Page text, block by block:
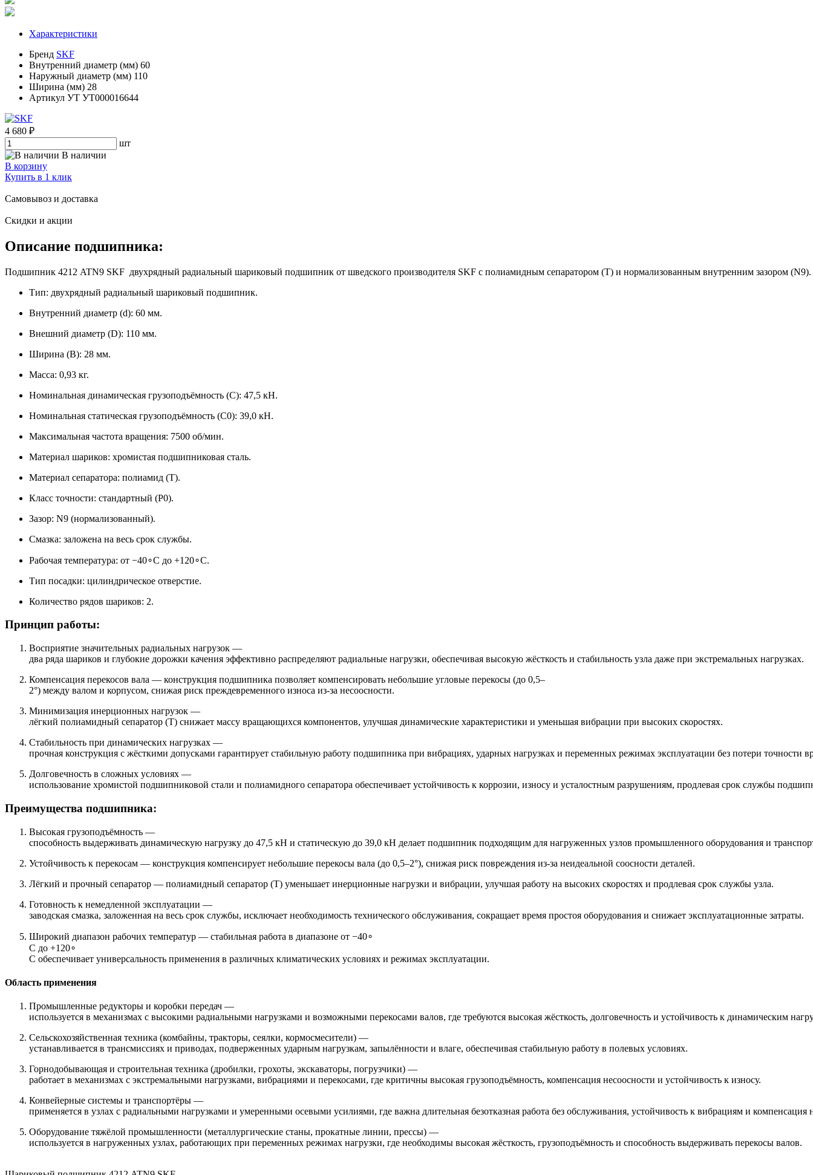
Характеристики
Бренд SKF
Внутренний диаметр (мм) 60
Наружный диаметр (мм) 110
Ширина (мм) 28
Артикул УТ УТ000016644
4 680 ₽
шт
В наличии
В корзину
Купить в 1 клик
Самовывоз и доставка
Скидки и акции
Описание подшипника:
Подшипник 4212 ATN9 SKF двухрядный радиальный шариковый подшипник от шведского производителя SKF с полиамидным сепаратором (T) и нормализованным внутренним зазором (N9).
Тип: двухрядный радиальный шариковый подшипник.
Внутренний диаметр (d): 60 мм.
Внешний диаметр (D): 110 мм.
Ширина (B): 28 мм.
Масса: 0,93 кг.
Номинальная динамическая грузоподъёмность (C): 47,5 кН.
Номинальная статическая грузоподъёмность (C0​): 39,0 кН.
Максимальная частота вращения: 7500 об/мин.
Материал шариков: хромистая подшипниковая сталь.
Материал сепаратора: полиамид (T).
Класс точности: стандартный (P0).
Зазор: N9 (нормализованный).
Смазка: заложена на весь срок службы.
Рабочая температура: от −40∘C до +120∘C.
Тип посадки: цилиндрическое отверстие.
Количество рядов шариков: 2.
Принцип работы:
Восприятие значительных радиальных нагрузок —
два ряда шариков и глубокие дорожки качения эффективно распределяют радиальные нагрузки, обеспечивая высокую жёсткость и стабильность узла даже при экстремальных нагрузках.
Компенсация перекосов вала — конструкция подшипника позволяет компенсировать небольшие угловые перекосы (до 0,5–
2°) между валом и корпусом, снижая риск преждевременного износа из‑за несоосности.
Минимизация инерционных нагрузок —
лёгкий полиамидный сепаратор (T) снижает массу вращающихся компонентов, улучшая динамические характеристики и уменьшая вибрации при высоких скоростях.
Стабильность при динамических нагрузках —
прочная конструкция с жёсткими допусками гарантирует стабильную работу подшипника при вибрациях, ударных нагрузках и переменных режимах эксплуатации без потери точности
Долговечность в сложных условиях —
использование хромистой подшипниковой стали и полиамидного сепаратора обеспечивает устойчивость к коррозии, износу и усталостным разрушениям, продлевая срок службы
Преимущества подшипника:
Высокая грузоподъёмность —
способность выдерживать динамическую нагрузку до 47,5 кН и статическую до 39,0 кН делает подшипник подходящим для нагруженных узлов промышленного оборудования и
Устойчивость к перекосам — конструкция компенсирует небольшие перекосы вала (до 0,5–2°), снижая риск повреждения из‑за неидеальной соосности деталей.
Лёгкий и прочный сепаратор — полиамидный сепаратор (T) уменьшает инерционные нагрузки и вибрации, улучшая работу на высоких скоростях и продлевая срок службы узла.
Готовность к немедленной эксплуатации —
заводская смазка, заложенная на весь срок службы, исключает необходимость технического обслуживания, сокращает время простоя оборудования и снижает эксплуатационные затраты.
Широкий диапазон рабочих температур — стабильная работа в диапазоне от −40∘
C до +120∘
C обеспечивает универсальность применения в различных климатических условиях и режимах эксплуатации.
Область применения
Промышленные редукторы и коробки передач —
используется в механизмах с высокими радиальными нагрузками и возможными перекосами валов, где требуются высокая жёсткость, долговечность и устойчивость к динамическим
Сельскохозяйственная техника (комбайны, тракторы, сеялки, кормосмесители) —
устанавливается в трансмиссиях и приводах, подверженных ударным нагрузкам, запылённости и влаге, обеспечивая стабильную работу в полевых условиях.
Горнодобывающая и строительная техника (дробилки, грохоты, экскаваторы, погрузчики) —
работает в механизмах с экстремальными нагрузками, вибрациями и перекосами, где критичны высокая грузоподъёмность, компенсация несоосности и устойчивость к износу.
Конвейерные системы и транспортёры —
применяется в узлах с радиальными нагрузками и умеренными осевыми усилиями, где важна длительная безотказная работа без обслуживания, устойчивость к вибрациям и компенсация
Оборудование тяжёлой промышленности (металлургические станы, прокатные линии, прессы) —
используется в нагруженных узлах, работающих при переменных режимах нагрузки, где необходимы высокая жёсткость, грузоподъёмность и способность выдерживать перекосы валов.